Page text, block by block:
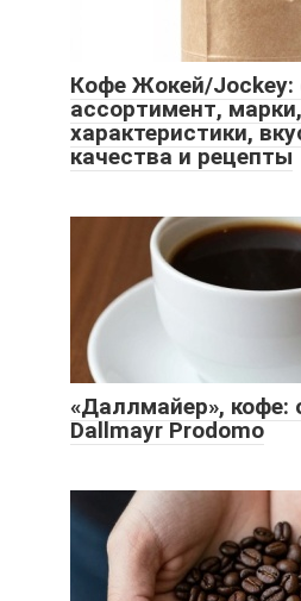
Кофе Жокей/Jockey:
ассортимент, марки,
характеристики,
качества и рецепты
«Даллмайер»,
Dallmayr Prodomo